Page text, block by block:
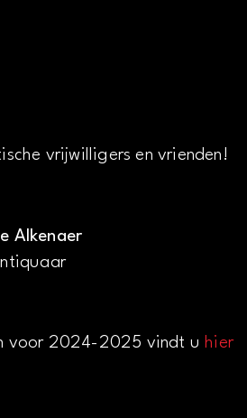
vrijwilligers en vrienden!
Alkenaer
voor 2024-2025 vindt uhier